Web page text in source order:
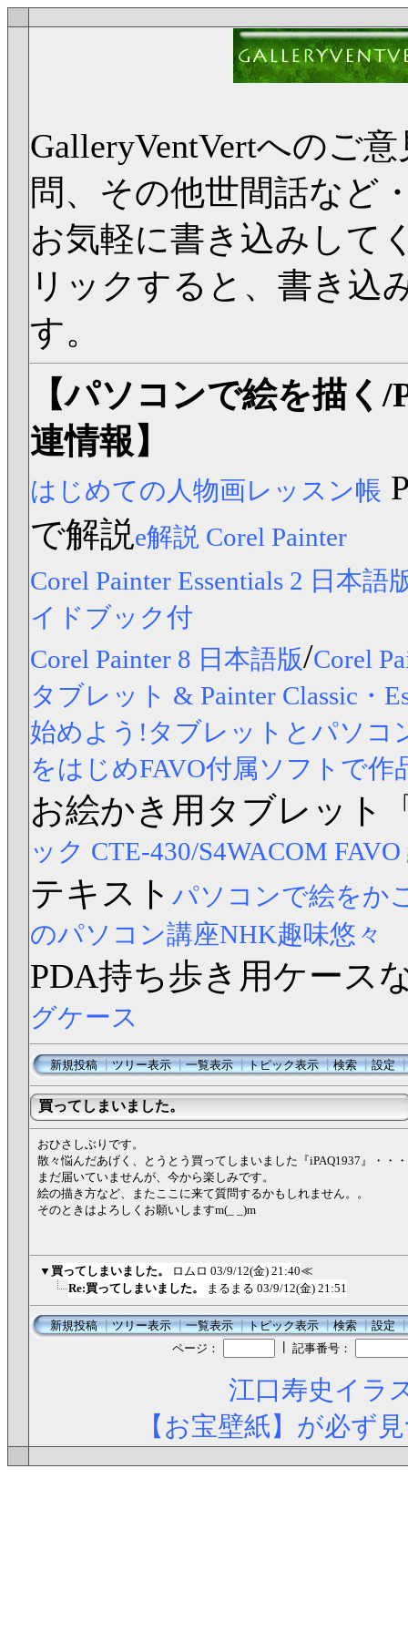
GalleryVentVertへのご
問、その他世間話など
お気軽に書き込みして
リックすると、書き込
す。
【パソコンで絵を描く
連情報】
はじめての人物画レッスン帳
で解説e解説 Corel Painter
Corel Painter Essentials 2 日本語
イドブック付
Corel Painter 8 日本語版/Corel
タブレット & Painter Classic・
始めよう!タブレットとパソコ
をはじめFAVO付属ソフトで作
お絵かき用タブレット
ック CTE-430/S4WACOM
テキスト パソコンで絵をか
のパソコン講座NHK趣味悠々
PDA持ち歩き用ケース
グケース
新規投稿┃ツリー表示┃一覧表示┃トピック表示┃検索┃設定
買ってしまいました。
おひさしぶりです。
散々悩んだあげく、とうとう買ってしまいました『iPAQ1937』・・・
まだ届いていませんが、今から楽しみです。
絵の描き方など、またここに来て質問するかもしれません。。
そのときはよろしくお願いしますm(_ _)m
▼ 買ってしまいました。 ロムロ 03/9/12(金) 21:40≪
Re:買ってしまいました。
まるまる 03/9/12(金) 21:51
新規投稿┃ツリー表示┃一覧表示┃トピック表示┃検索┃設定
ページ：
記事番号：
江口寿史イラ
【お宝壁紙】が必ず